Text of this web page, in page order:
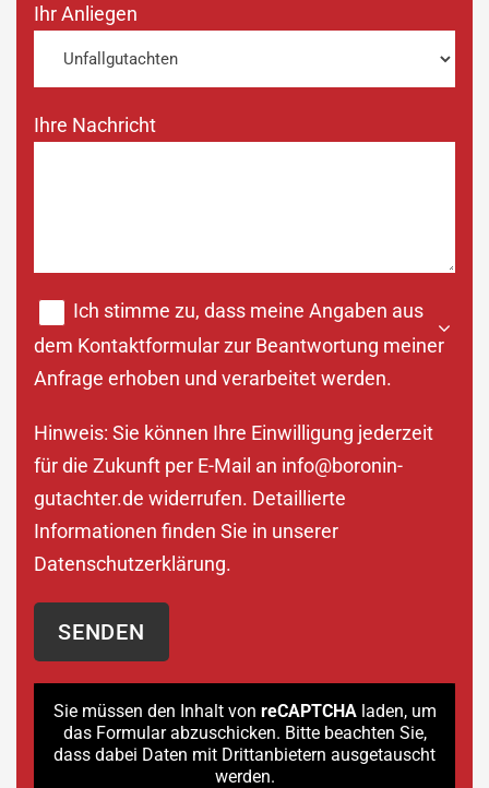
Ihr Anliegen
Ihre Nachricht
Ich stimme zu, dass meine Angaben aus
dem Kontaktformular zur Beantwortung meiner
Anfrage erhoben und verarbeitet werden.
Hinweis: Sie können Ihre Einwilligung jederzeit
für die Zukunft per E-Mail an info@boronin-
gutachter.de widerrufen. Detaillierte
Informationen finden Sie in unserer
Datenschutzerklärung.
Sie müssen den Inhalt von reCAPTCHAladen, um
das Formular abzuschicken. Bitte beachten Sie,
dass dabei Daten mit Drittanbietern ausgetauscht
werden.